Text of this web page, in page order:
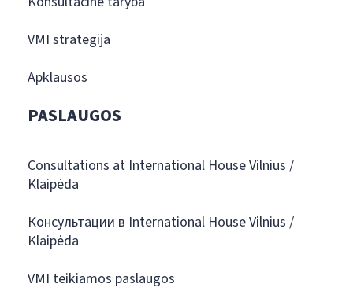
VMI strategija
Apklausos
PASLAUGOS
Consultations at International House Vilnius /
Klaipėda
Консультации в International House Vilnius /
Klaipėda
VMI teikiamos paslaugos